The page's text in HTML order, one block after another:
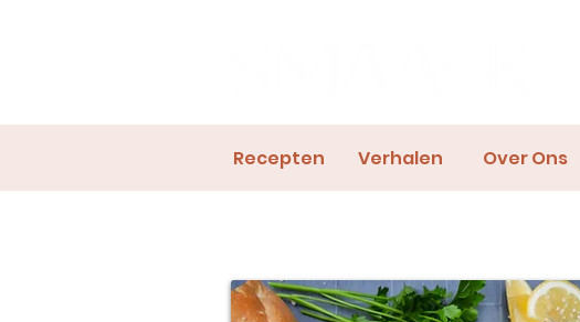
Recepten Verhalen Over Ons